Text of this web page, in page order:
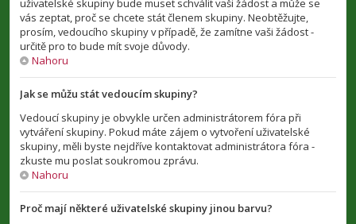
uživatelské skupiny bude muset schválit vaši žádost a může se
vás zeptat, proč se chcete stát členem skupiny. Neobtěžujte,
prosím, vedoucího skupiny v případě, že zamítne vaši žádost -
určitě pro to bude mít svoje důvody.
Nahoru
Jak se můžu stát vedoucím skupiny?
Vedoucí skupiny je obvykle určen administrátorem fóra při
vytváření skupiny. Pokud máte zájem o vytvoření uživatelské
skupiny, měli byste nejdříve kontaktovat administrátora fóra -
zkuste mu poslat soukromou zprávu.
Nahoru
Proč mají některé uživatelské skupiny jinou barvu?